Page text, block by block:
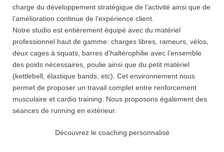
charge du développement stratégique de l’activité ainsi que de
l’amélioration continue de l’expérience client.
Notre studio est entièrement équipé avec du matériel
professionnel haut de gamme: charges libres, rameurs, vélos,
deux cages à squats, barres d’haltérophilie avec l’ensemble
des poids nécessaires, poulie ainsi que du petit matériel
(kettlebell, élastique bands, etc). Cet environnement nous
permet de proposer un travail complet entre renforcement
musculaire et cardio training. Nous proposons également des
séances de running en extérieur.
Découvrez le coaching personnalisé